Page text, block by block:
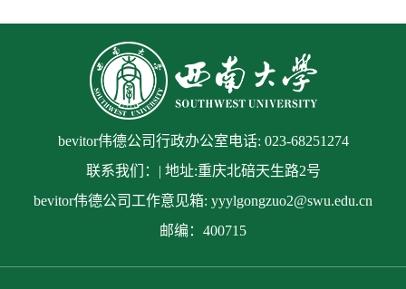
bevitor伟德公司行政办公室电话: 023-68251274
联系我们：| 地址:重庆北碚天生路2号
bevitor伟德公司工作意见箱: yyylgongzuo2@swu.edu.cn
邮编：400715